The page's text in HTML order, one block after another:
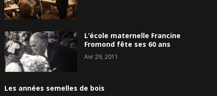
L’école maternelle Francine
Fromond fête ses 60 ans
Avr 29, 2011
Les années semelles de bois